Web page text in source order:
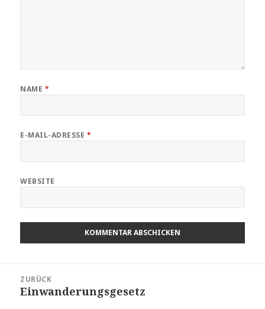
NAME *
E-MAIL-ADRESSE *
WEBSITE
ZURÜCK
Vorheriger
Einwanderungsgesetz